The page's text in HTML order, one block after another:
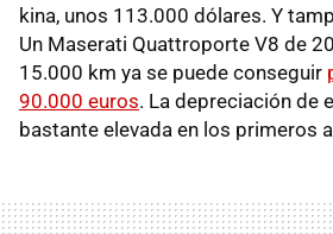
kina, unos 113.000 dólares. Y
Un Maserati Quattroporte V8 de
15.000 km ya se puede conseguir
90.000 euros. La depreciación de
bastante elevada en los primeros